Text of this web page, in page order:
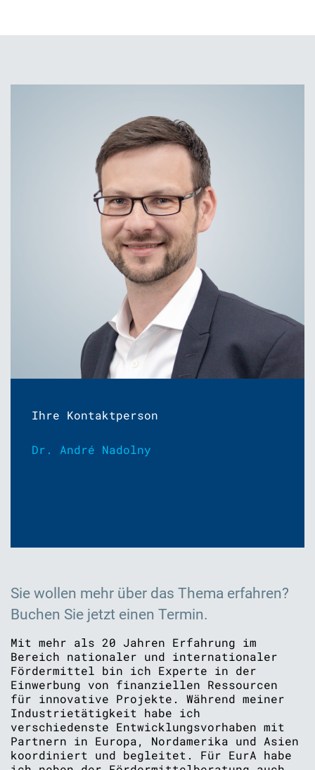
Ihre Kontaktperson
Dr. André Nadolny
Sie wollen mehr über das Thema erfahren?
Buchen Sie jetzt einen Termin.
Mit mehr als 20 Jahren Erfahrung im
Bereich nationaler und internationaler
Fördermittel bin ich Experte in der
Einwerbung von finanziellen Ressourcen
für innovative Projekte. Während meiner
Industrietätigkeit habe ich
verschiedenste Entwicklungsvorhaben mit
Partnern in Europa, Nordamerika und Asien
koordiniert und begleitet. Für EurA habe